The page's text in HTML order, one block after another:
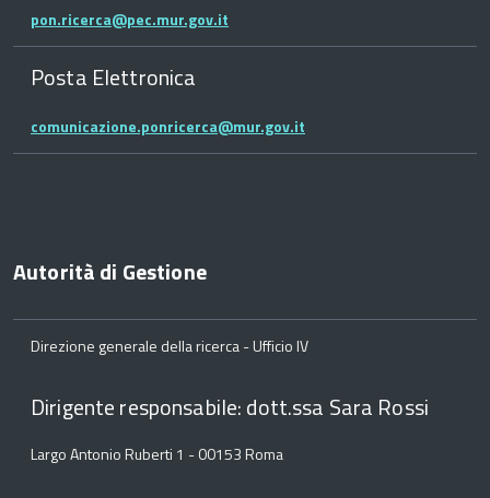
pon.ricerca@pec.mur.gov.it
Posta Elettronica
comunicazione.ponricerca@mur.gov.it
Autorità di Gestione
Direzione generale della ricerca - Ufficio IV
Dirigente responsabile: dott.ssa Sara Rossi
Largo Antonio Ruberti 1 - 00153 Roma